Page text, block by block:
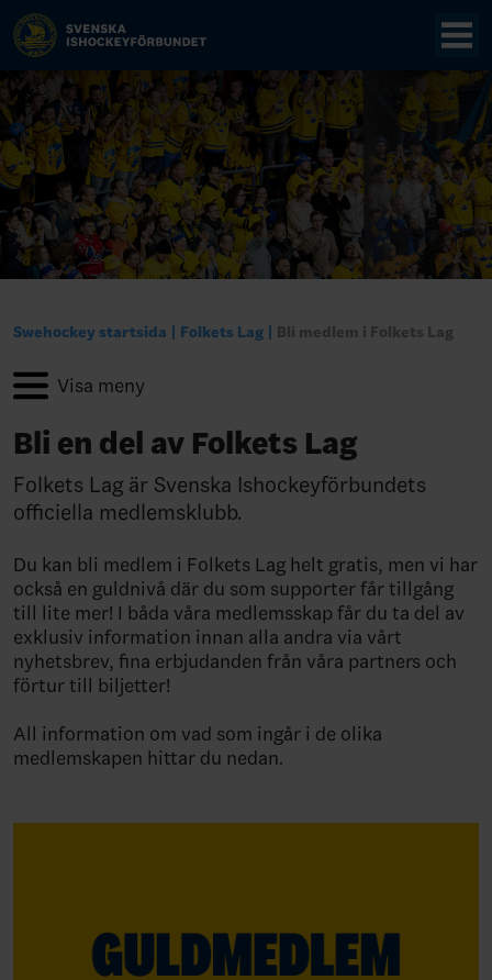
Swehockey startsida Folkets Lag Bli medlem i Folkets Lag
Bli en del av Folkets Lag
Folkets Lag är Svenska Ishockeyförbundets
officiella medlemsklubb.
Du kan bli medlem i Folkets Lag helt gratis, men vi har
också en guldnivå där du som supporter får tillgång
till lite mer! I båda våra medlemsskap får du ta del av
exklusiv information innan alla andra via vårt
nyhetsbrev, fina erbjudanden från våra partners och
förtur till biljetter!
All information om vad som ingår i de olika
medlemskapen hittar du nedan.